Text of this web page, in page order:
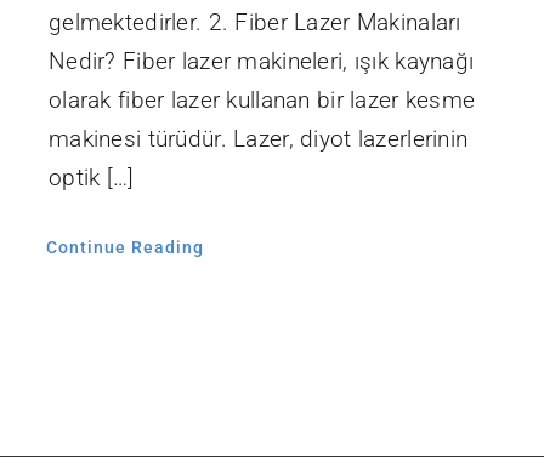
gelmektedirler. 2. Fiber Lazer Makinaları
Nedir? Fiber lazer makineleri, ışık kaynağı
olarak fiber lazer kullanan bir lazer kesme
makinesi türüdür. Lazer, diyot lazerlerinin
optik […]
Continue Reading